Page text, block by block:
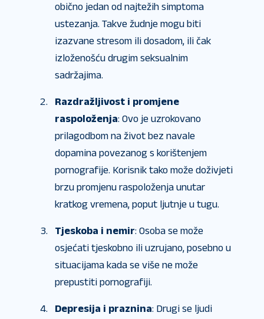
obično jedan od najtežih simptoma
ustezanja. Takve žudnje mogu biti
izazvane stresom ili dosadom, ili čak
izloženošću drugim seksualnim
sadržajima.
Razdražljivost i promjene
raspoloženja: Ovo je uzrokovano
prilagodbom na život bez navale
dopamina povezanog s korištenjem
pornografije. Korisnik tako može doživjeti
brzu promjenu raspoloženja unutar
kratkog vremena, poput ljutnje u tugu.
Tjeskoba i nemir: Osoba se može
osjećati tjeskobno ili uzrujano, posebno u
situacijama kada se više ne može
prepustiti pornografiji.
Depresija i praznina: Drugi se ljudi